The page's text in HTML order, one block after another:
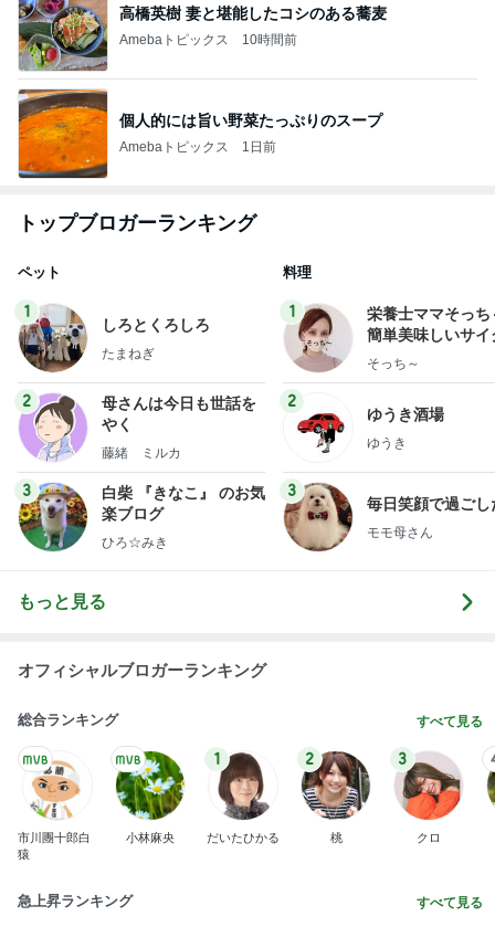
高橋英樹 妻と堪能したコシのある蕎麦
Amebaトピックス 10時間前
個人的には旨い野菜たっぷりのスープ
Amebaトピックス 1日前
トップブロガーランキング
ペット
1
しろとくろしろ
たまねぎ
2
母さんは今日も世話を
やく
藤緒 ミルカ
3
白柴 『きなこ』 のお気
楽ブログ
ひろ☆みき
料理
1
栄養士ママそっち
簡単美味しいサイ
献立
そっち～
2
ゆうき酒場
ゆうき
3
毎日笑顔で過ごし
モモ母さん
もっと見る
オフィシャルブロガーランキング
総合ランキング すべて見る
市川團十郎白
猿
小林麻央
1
だいたひかる
2
桃
3
クロ
急上昇ランキング すべて見る